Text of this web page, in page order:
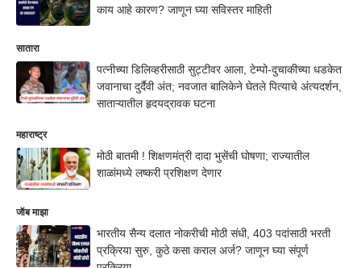
काय आहे कारण? जाणून घ्या सविस्तर माहिती
सातारा
पत्नीच्या डिलिव्हरीसाठी सुट्टीवर आला, टेम्पो-दुचाकीच्या धडकेत
जवानाचा दुर्दैवी अंत; नवजात बालिकेने घेतले पित्याचे अंत्यदर्शन,
साताऱ्यातील हृदयद्रावक घटना
महाराष्ट्र
मोठी बातमी ! शिक्षणमंत्री दादा भुसेंची घोषणा; राज्यातील
शाळांमध्ये लष्करी प्रशिक्षण देणार
जॅाब माझा
भारतीय सैन्य दलात नोकरीची मोठी संधी, 403 पदांसाठी भरती
प्रक्रिया सुरु, कुठे कसा कराल अर्ज? जाणून घ्या संपूर्ण